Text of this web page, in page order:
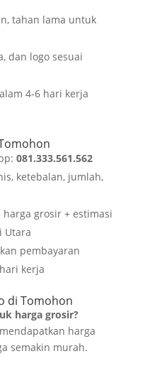
tahan lama untuk
dan logo sesuai
4-6 hari kerja
081.333.561.562
ketebalan, jumlah,
grosir + estimasi
Utara
pembayaran
kerja
di Tomohon
harga grosir?
harga
semakin murah.